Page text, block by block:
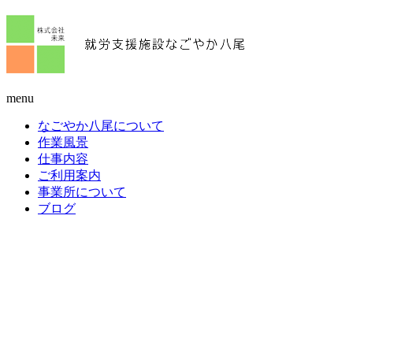
menu
なごやか八尾について
作業風景
仕事内容
ご利用案内
事業所について
ブログ